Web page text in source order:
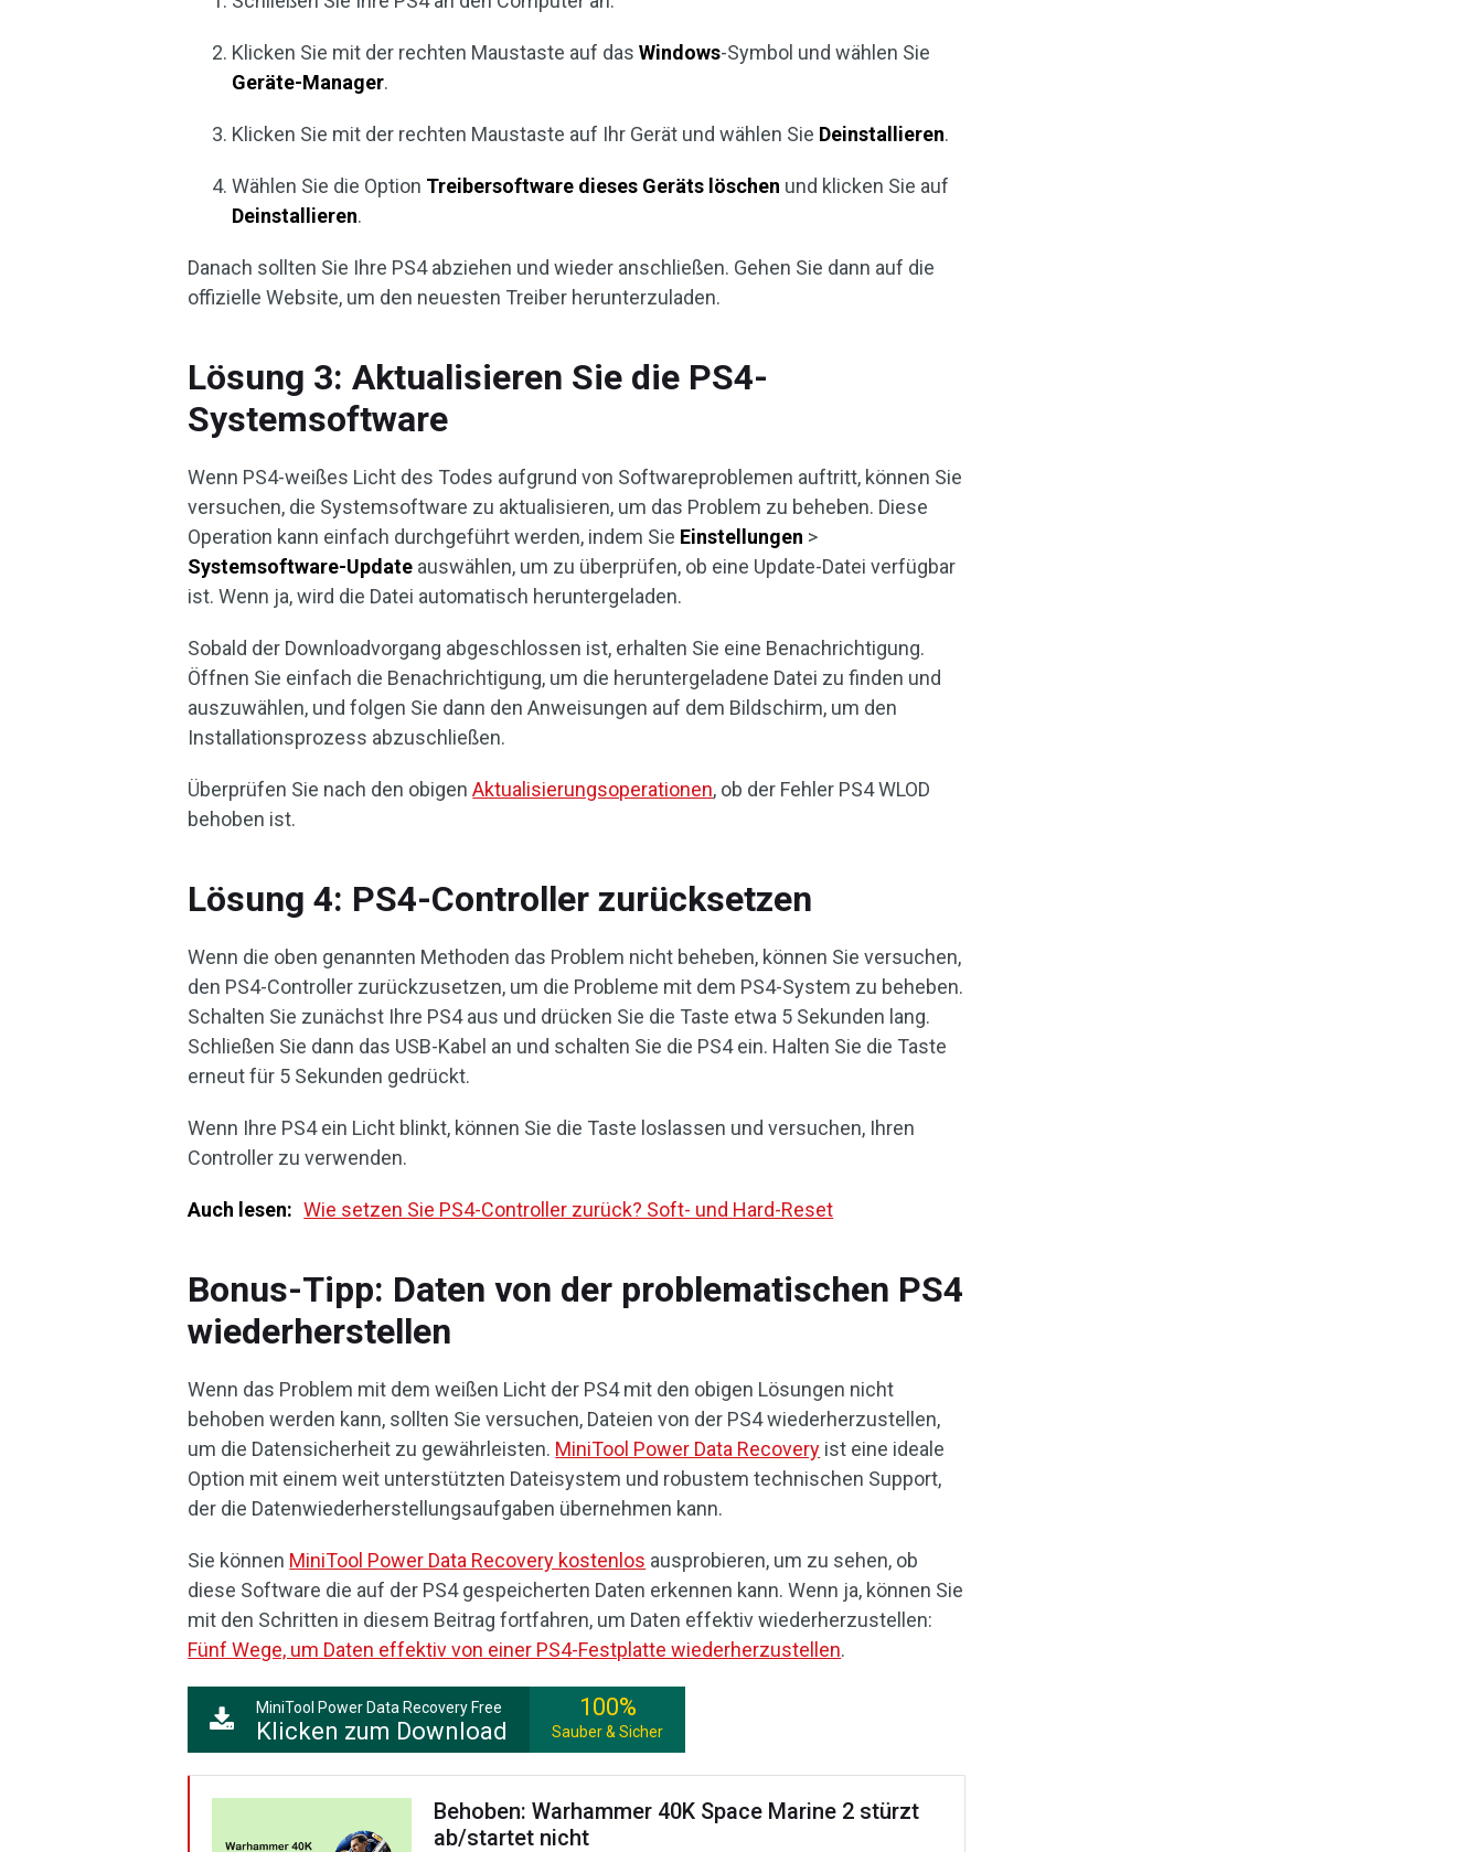
Klicken Sie mit der rechten Maustaste auf dasWindows-Symbol und wählen Sie
Geräte-Manager.
Klicken Sie mit der rechten Maustaste auf Ihr Gerät und wählen Sie Deinstallieren.
Wählen Sie die Option Treibersoftware dieses Geräts löschen und klicken Sie auf
Deinstallieren.
Danach sollten Sie Ihre PS4 abziehen und wieder anschließen. Gehen Sie dann auf die
offizielle Website, um den neuesten Treiber herunterzuladen.
Lösung 3: Aktualisieren Sie die PS4-
Systemsoftware
Wenn PS4-weißes Licht des Todes aufgrund von Softwareproblemen auftritt, können Sie
versuchen, die Systemsoftware zu aktualisieren, um das Problem zu beheben. Diese
Operation kann einfach durchgeführt werden, indem Sie Einstellungen >
Systemsoftware-Update auswählen, um zu überprüfen, ob eine Update-Datei verfügbar
ist. Wenn ja, wird die Datei automatisch heruntergeladen.
Sobald der Downloadvorgang abgeschlossen ist, erhalten Sie eine Benachrichtigung.
Öffnen Sie einfach die Benachrichtigung, um die heruntergeladene Datei zu finden und
auszuwählen, und folgen Sie dann den Anweisungen auf dem Bildschirm, um den
Installationsprozess abzuschließen.
Überprüfen Sie nach den obigenAktualisierungsoperationen, ob der Fehler PS4 WLOD
behoben ist.
Lösung 4: PS4-Controller zurücksetzen
Wenn die oben genannten Methoden das Problem nicht beheben, können Sie versuchen,
den PS4-Controller zurückzusetzen, um die Probleme mit dem PS4-System zu beheben.
Schalten Sie zunächst Ihre PS4 aus und drücken Sie die Taste etwa 5 Sekunden lang.
Schließen Sie dann das USB-Kabel an und schalten Sie die PS4 ein. Halten Sie die Taste
erneut für 5 Sekunden gedrückt.
Wenn Ihre PS4 ein Licht blinkt, können Sie die Taste loslassen und versuchen, Ihren
Controller zu verwenden.
Auch lesen: Wie setzen Sie PS4-Controller zurück? Soft- und Hard-Reset
Bonus-Tipp: Daten von der problematischen PS4
wiederherstellen
Wenn das Problem mit dem weißen Licht der PS4 mit den obigen Lösungen nicht
behoben werden kann, sollten Sie versuchen, Dateien von der PS4 wiederherzustellen,
um die Datensicherheit zu gewährleisten. MiniTool Power Data Recovery ist eine ideale
Option mit einem weit unterstützten Dateisystem und robustem technischen Support,
der die Datenwiederherstellungsaufgaben übernehmen kann.
Sie können MiniTool Power Data Recovery kostenlos ausprobieren, um zu sehen, ob
diese Software die auf der PS4 gespeicherten Daten erkennen kann. Wenn ja, können Sie
mit den Schritten in diesem Beitrag fortfahren, um Daten effektiv wiederherzustellen:
Fünf Wege, um Daten effektiv von einer PS4-Festplatte wiederherzustellen.
MiniTool Power Data Recovery Free
Klicken zum Download
100%
Sauber & Sicher
Behoben: Warhammer 40K Space Marine 2 stürzt
ab/startet nicht